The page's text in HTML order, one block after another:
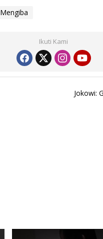
Mengiba
Ikuti Kami
Jokowi: